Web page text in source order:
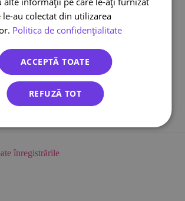
bicicleta curier
sambata
înregistrările
le-au colectat din utilizarea
Politica de confidențialitate
ACCEPTĂ TOATE
REFUZĂ TOT